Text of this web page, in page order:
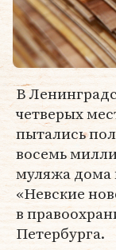
В
четверых
пытались
восемь
муляжа дома
«Невские
в
Петербурга.